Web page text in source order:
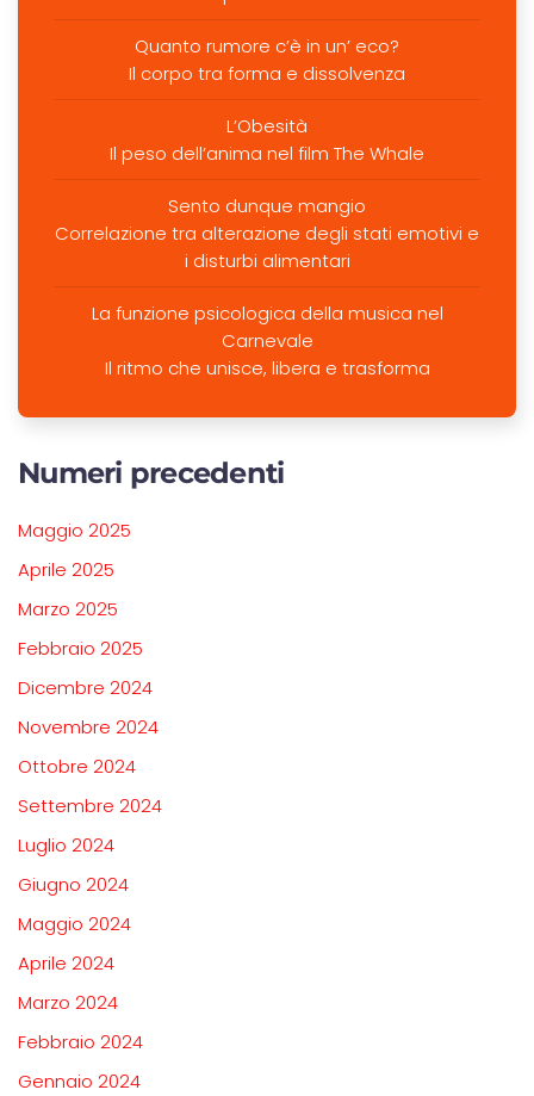
Quanto rumore c’è in un’ eco?
Il corpo tra forma e dissolvenza
L’Obesità
Il peso dell’anima nel film The Whale
Sento dunque mangio
Correlazione tra alterazione degli stati emotivi e
i disturbi alimentari
La funzione psicologica della musica nel
Carnevale
Il ritmo che unisce, libera e trasforma
Numeri precedenti
Maggio 2025
Aprile 2025
Marzo 2025
Febbraio 2025
Dicembre 2024
Novembre 2024
Ottobre 2024
Settembre 2024
Luglio 2024
Giugno 2024
Maggio 2024
Aprile 2024
Marzo 2024
Febbraio 2024
Gennaio 2024